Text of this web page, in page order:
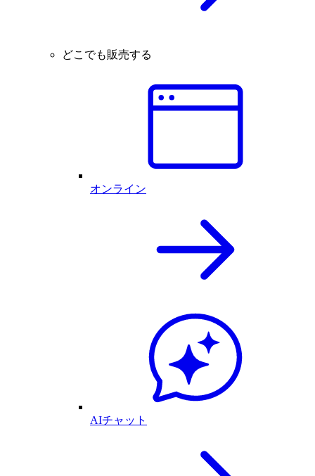
どこでも販売する
オンライン
AIチャット